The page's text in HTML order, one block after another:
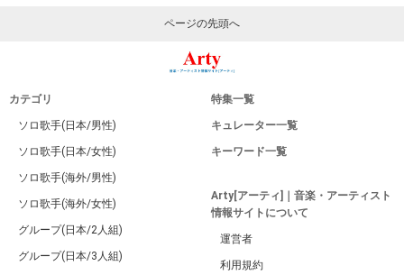
ページの先頭へ
カテゴリ
ソロ歌手(日本/男性)
ソロ歌手(日本/女性)
ソロ歌手(海外/男性)
ソロ歌手(海外/女性)
グループ(日本/2人組)
グループ(日本/3人組)
特集一覧
キュレーター一覧
キーワード一覧
Arty[アーティ]｜音楽・アーティスト
情報サイトについて
運営者
利用規約